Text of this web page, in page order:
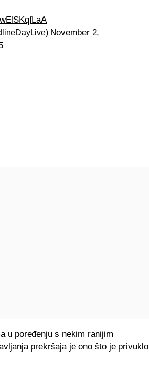
November 2,
u poređenju s nekim ranijim
prekršaja je ono što je privuklo